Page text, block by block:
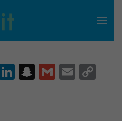
LinkedIn
Snapchat
GmailEmail